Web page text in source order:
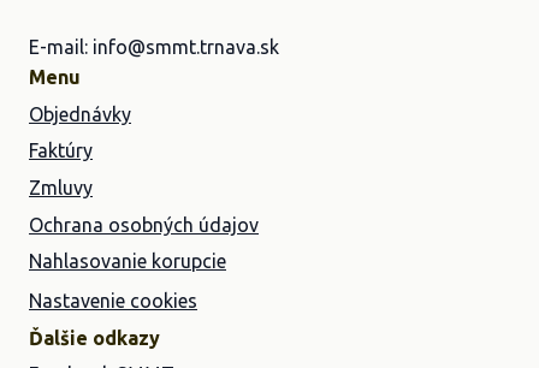
E-mail: info@smmt.trnava.sk
Menu
Objednávky
Faktúry
Zmluvy
Ochrana osobných údajov
Nahlasovanie korupcie
Nastavenie cookies
Ďalšie odkazy